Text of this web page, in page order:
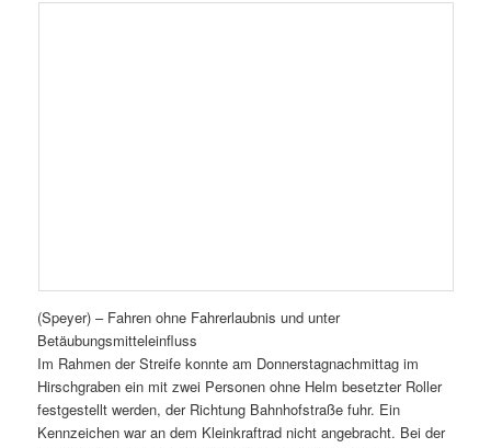
(Speyer) – Fahren ohne Fahrerlaubnis und unter
Betäubungsmitteleinfluss
Im Rahmen der Streife konnte am Donnerstagnachmittag im
Hirschgraben ein mit zwei Personen ohne Helm besetzter Roller
festgestellt werden, der Richtung Bahnhofstraße fuhr. Ein
Kennzeichen war an dem Kleinkraftrad nicht angebracht. Bei der